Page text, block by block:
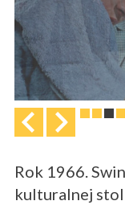
Rok 1966.
kulturalnej